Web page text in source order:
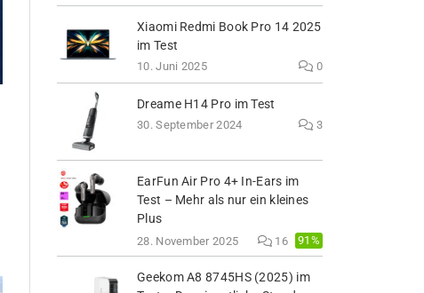
Xiaomi Redmi Book Pro 14 2025
im Test
10. Juni 2025 0
Dreame H14 Pro im Test
30. September 2024 3
EarFun Air Pro 4+ In-Ears im
Test – Mehr als nur ein kleines
Plus
28. November 2025 16 91%
Geekom A8 8745HS (2025) im